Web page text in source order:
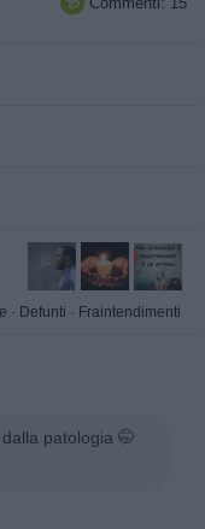

· Defunti · Fraintendimenti
patologia 🤭